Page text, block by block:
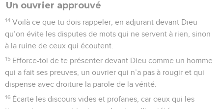
Un ouvrier approuvé
14 Voilà ce que tu dois rappeler, en adjurant devant Dieu
qu’on évite les disputes de mots qui ne servent à rien, sinon
à la ruine de ceux qui écoutent.
15 Efforce-toi de te présenter devant Dieu comme un homme
qui a fait ses preuves, un ouvrier qui n’a pas à rougir et qui
dispense avec droiture la parole de la vérité.
16 Écarte les discours vides et profanes, car ceux qui les